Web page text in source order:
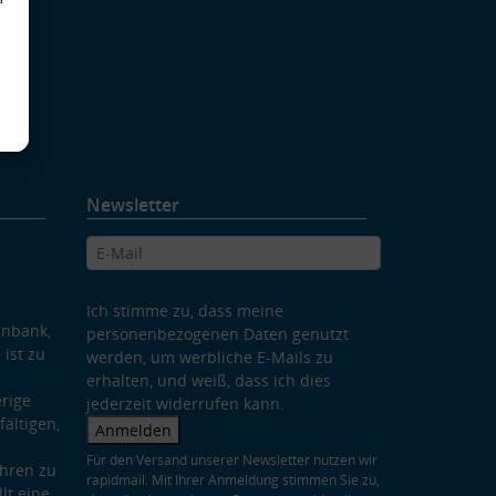
ist zu
zu
Newsletter
Ich stimme zu, dass meine
personenbezogenen Daten genutzt
werden, um werbliche E-Mails zu
erhalten, und weiß, dass ich dies
jederzeit widerrufen kann.
Anmelden
Für den Versand unserer Newsletter nutzen wir
rapidmail. Mit Ihrer Anmeldung stimmen Sie zu,